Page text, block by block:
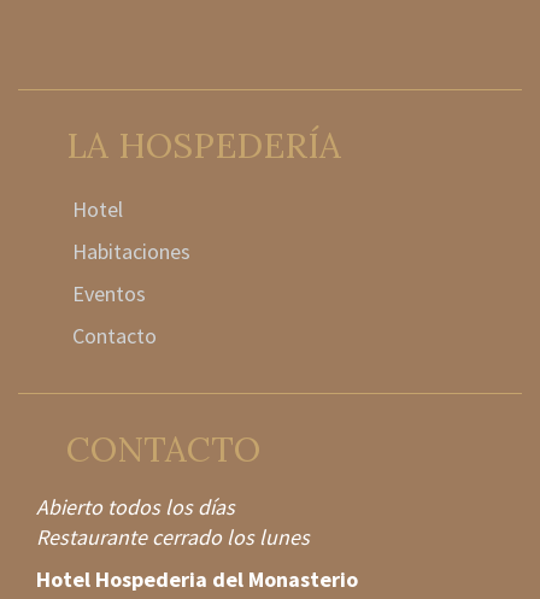
LA HOSPEDERÍA
Hotel
Habitaciones
Eventos
Contacto
CONTACTO
Abierto todos los días
Restaurante cerrado los lunes
Hotel Hospederia del Monasterio